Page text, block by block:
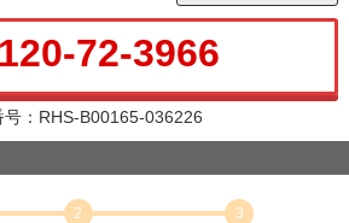
72-3966
号：RHS-B00165-036226
2
3